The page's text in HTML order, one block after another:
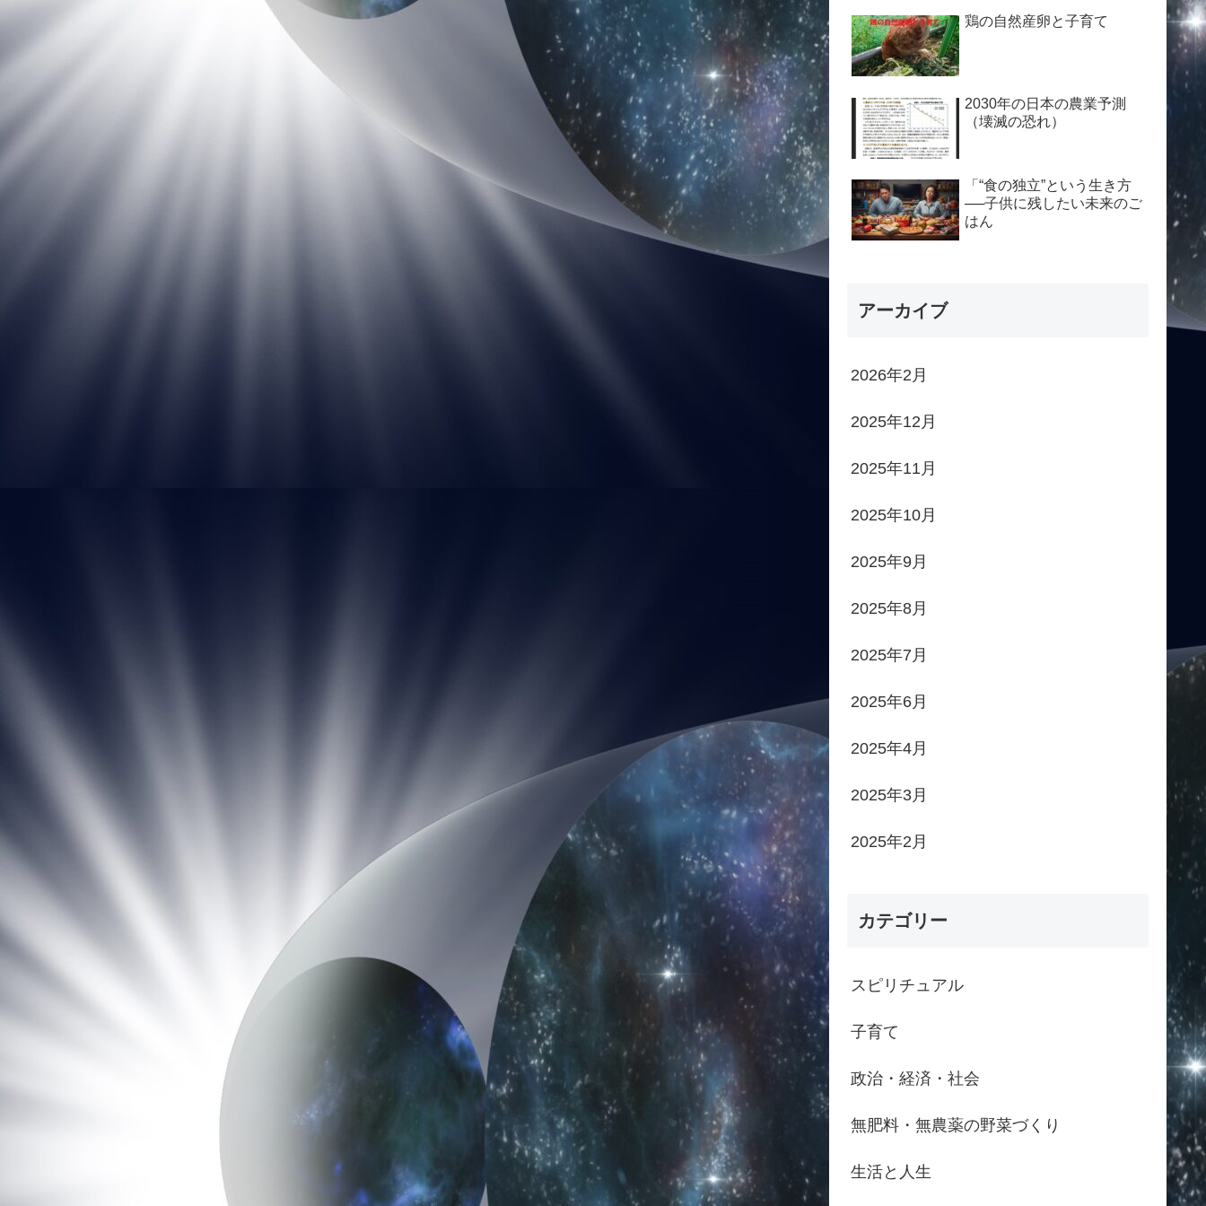
鶏の自然産卵と子育て
2030年の日本の農業予測
（壊滅の恐れ）
「“食の独立”という生き方
──子供に残したい未来のご
はん
アーカイブ
2026年2月
2025年12月
2025年11月
2025年10月
2025年9月
2025年8月
2025年7月
2025年6月
2025年4月
2025年3月
2025年2月
カテゴリー
スピリチュアル
子育て
政治・経済・社会
無肥料・無農薬の野菜づくり
生活と人生